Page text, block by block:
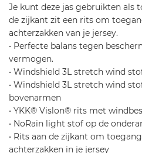
r
e
i
h
t-
o
r
ai
Je kunt deze jas gebruikten als
de zijkant zit een rits om
achterzakken van je jersey.
• Perfecte balans tegen
vermogen.
• Windshield 3L stretch wind
• Windshield 3L stretch wind
bovenarmen
• YKK® Vislon® rits met
• NoRain light stof op de
• Rits aan de zijkant om
achterzakken in je jersey